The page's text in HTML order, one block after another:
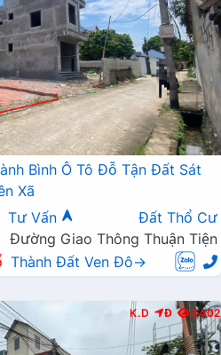
Bình Ô Tô Đỗ Tận Đất Sát
Xã
Tư Vấn
Đất Thổ Cư
Đường Giao Thông Thuận Tiện
Thành Đất Ven Đô→
K.D Đ 3402